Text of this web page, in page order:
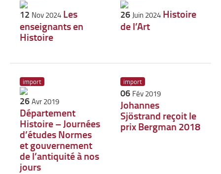
12 Nov 2024 Les
enseignants en
Histoire
26 Juin 2024 Histoire
de l’Art
import
26Avr 2019
Département
Histoire – Journées
d’études Normes
et gouvernement
de l’antiquité à nos
jours
import
06 Fév 2019
Johannes
Sjöstrand reçoit le
prix Bergman 2018